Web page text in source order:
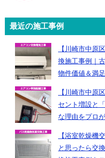
最近の施工事例
【川崎市中原
換施工事例｜
物件価値＆満
【川崎市中原
セント増設と
な理由をプロ
【浴室乾燥機
と思ったら交